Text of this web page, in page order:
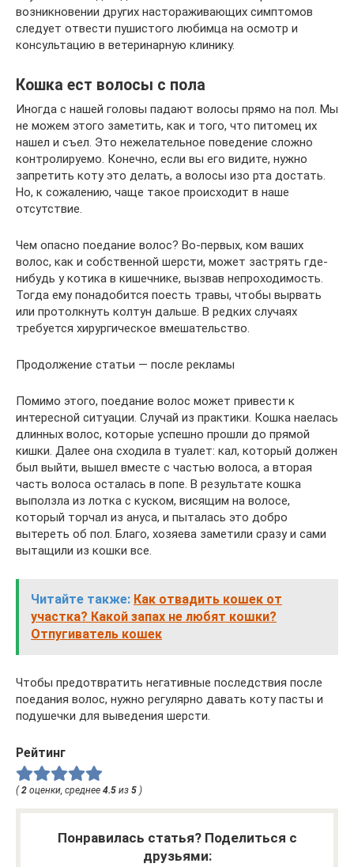
возникновении других настораживающих симптомов
следует отвести пушистого любимца на осмотр и
консультацию в ветеринарную клинику.
Кошка ест волосы с пола
Иногда с нашей головы падают волосы прямо на пол. Мы
не можем этого заметить, как и того, что питомец их
нашел и съел. Это нежелательное поведение сложно
контролируемо. Конечно, если вы его видите, нужно
запретить коту это делать, а волосы изо рта достать.
Но, к сожалению, чаще такое происходит в наше
отсутствие.
Чем опасно поедание волос? Во-первых, ком ваших
волос, как и собственной шерсти, может застрять где-
нибудь у котика в кишечнике, вызвав непроходимость.
Тогда ему понадобится поесть травы, чтобы вырвать
или протолкнуть колтун дальше. В редких случаях
требуется хирургическое вмешательство.
Продолжение статьи — после рекламы
Помимо этого, поедание волос может привести к
интересной ситуации. Случай из практики. Кошка наелась
длинных волос, которые успешно прошли до прямой
кишки. Далее она сходила в туалет: кал, который должен
был выйти, вышел вместе с частью волоса, а вторая
часть волоса осталась в попе. В результате кошка
выползла из лотка с куском, висящим на волосе,
который торчал из ануса, и пыталась это добро
вытереть об пол. Благо, хозяева заметили сразу и сами
вытащили из кошки все.
Читайте также: Как отвадить кошек от
участка? Какой запах не любят кошки?
Отпугиватель кошек
Чтобы предотвратить негативные последствия после
поедания волос, нужно регулярно давать коту пасты и
подушечки для выведения шерсти.
Рейтинг
(2 оценки, среднее 4.5 из 5 )
Понравилась статья? Поделиться с
друзьями: